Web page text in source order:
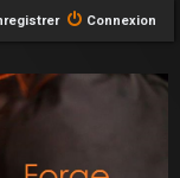
Connexion